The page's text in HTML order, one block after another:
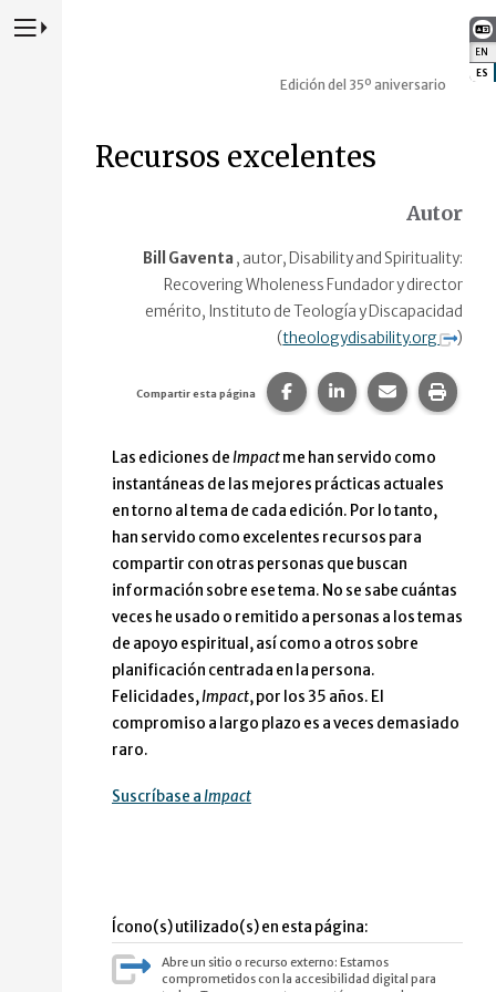
EN
ES
Presione para alternar la navegación principal del sitio web
Edición del 35º aniversario
Recursos excelentes
Autor
Bill Gaventa , autor, Disability and Spirituality:
Recovering Wholeness Fundador y director
emérito, Instituto de Teología y Discapacidad
(theologydisability.org )
Compartir esta página Compartir esta página
Compartir esta
Comparte
Las ediciones deImpactme han servido como
instantáneas de las mejores prácticas actuales
en torno al tema de cada edición. Por lo tanto,
han servido como excelentes recursos para
compartir con otras personas que buscan
información sobre ese tema. No se sabe cuántas
veces he usado o remitido a personas a los temas
de apoyo espiritual, así como a otros sobre
planificación centrada en la persona.
Felicidades,Impact, por los 35 años. El
compromiso a largo plazo es a veces demasiado
raro.
Suscríbase aImpact
Ícono(s) utilizado(s) en esta página:
Abre un sitio o recurso externo: Estamos
comprometidos con la accesibilidad digital para